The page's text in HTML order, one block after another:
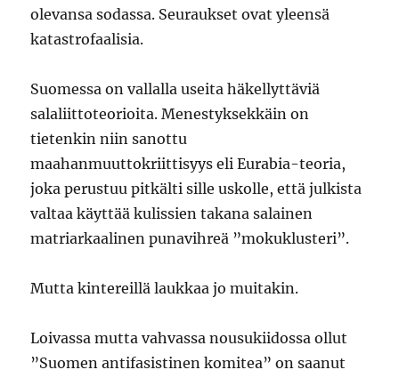
olevansa sodassa. Seuraukset ovat yleensä
katastrofaalisia.
Suomessa on vallalla useita häkellyttäviä
salaliittoteorioita. Menestyksekkäin on
tietenkin niin sanottu
maahanmuuttokriittisyys eli Eurabia-teoria,
joka perustuu pitkälti sille uskolle, että julkista
valtaa käyttää kulissien takana salainen
matriarkaalinen punavihreä ”mokuklusteri”.
Mutta kintereillä laukkaa jo muitakin.
Loivassa mutta vahvassa nousukiidossa ollut
”Suomen antifasistinen komitea” on saanut